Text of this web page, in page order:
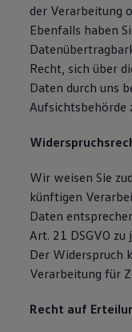
der Verarbeitung
Ebenfalls haben
Recht, sich über
Daten durch uns
Aufsichtsbehörde
Wir weisen Sie
künftigen
Daten
Art. 21 DSGVO
Der Widerspruch
Verarbeitung für
Recht auf